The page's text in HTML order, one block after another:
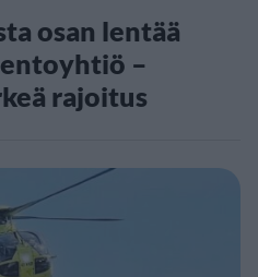
osan lentää
–
rajoitus